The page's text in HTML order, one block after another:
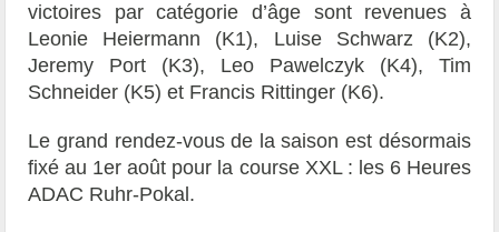
victoires par catégorie d’âge sont revenues à
Leonie Heiermann (K1), Luise Schwarz (K2),
Jeremy Port (K3), Leo Pawelczyk (K4), Tim
Schneider (K5) et Francis Rittinger (K6).
Le grand rendez-vous de la saison est désormais
fixé au 1er août pour la course XXL : les 6 Heures
ADAC Ruhr-Pokal.